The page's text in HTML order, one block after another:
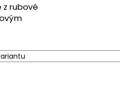
rubové